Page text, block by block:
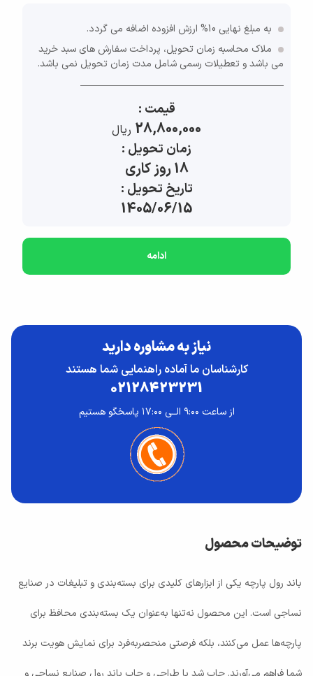
به مبلغ نهایی 10% ارزش افزوده اضافه می گردد.
ملاک محاسبه زمان تحویل، پرداخت سفارش های سبد خرید
می باشد و تعطیلات رسمی شامل مدت زمان تحویل نمی باشد.
قیمت :
28,800,000 ريال
زمان تحویل :
18 روز کاری
تاریخ تحویل :
1405/06/15
ادامه
نیاز به مشاوره دارید
کارشناسان ما آماده راهنمایی شما هستند
02128423231
از ساعت ۹:۰۰ الــی ۱۷:۰۰ پاسخگو هستیم
توضیحات محصول
باند رول پارچه یکی از ابزارهای کلیدی برای بسته‌بندی و تبلیغات در صنایع
نساجی است. این محصول نه‌تنها به‌عنوان یک بسته‌بندی محافظ برای
پارچه‌ها عمل می‌کنند، بلکه فرصتی منحصربه‌فرد برای نمایش هویت برند